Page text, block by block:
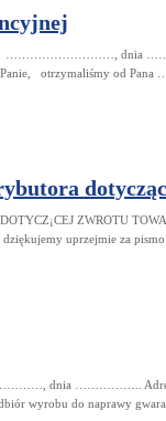
………………………, dnia
od Pana
DOTYCZ¡CEJ
uprzejmie za pismo
dnia
wyrobu do naprawy